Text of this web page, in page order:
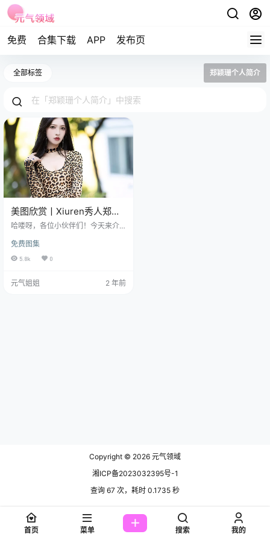
免费 合集下载 APP 发布页
全部标签 郑颖珊个人简介
美图欣赏丨Xiuren秀人郑颖
姗Bev NO.7372[82+1P／
哈喽呀，各位小伙伴们！今天来介
魅力女孩，出生于 1995 年 6 月 12
日，175 公分的高挑身材，简直就是
走越出彩，在 XiuRen 秀人网和 XIA
免费图集
5.8k 0
元气姐姐 2 年前
Copyright © 2026 元气领域
湘ICP备2023032395号-1
查询 67 次，耗时 0.1735 秒
首页 菜单 搜索 我的